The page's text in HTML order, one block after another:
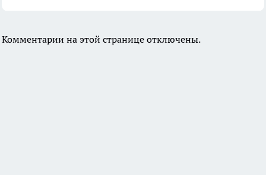
Комментарии на этой странице отключены.